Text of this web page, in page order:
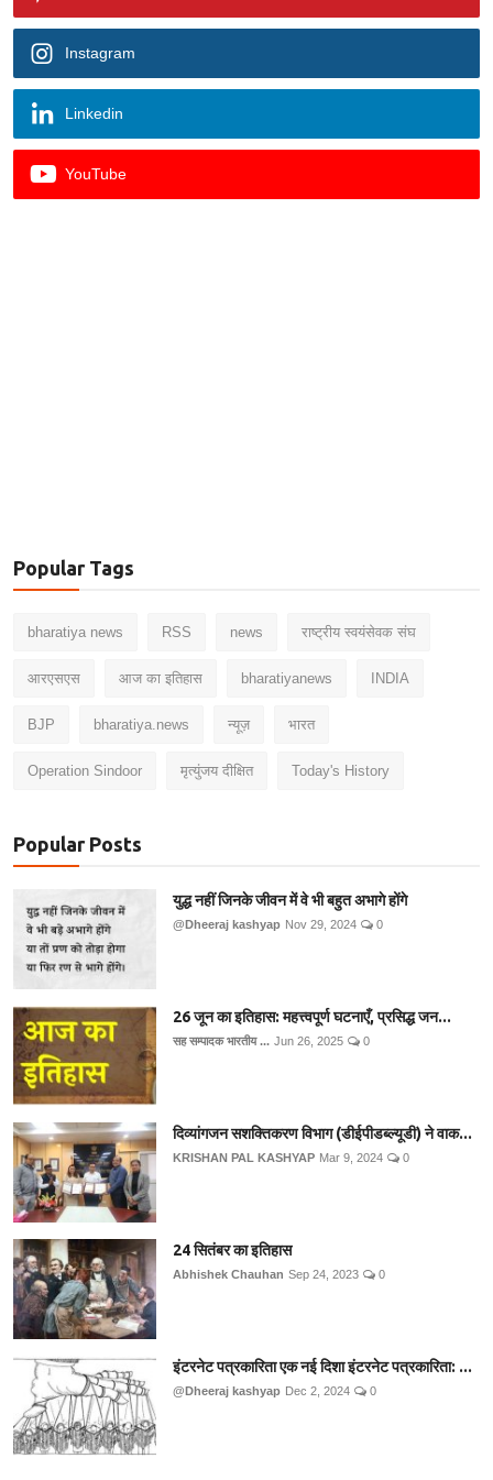
Instagram
Linkedin
YouTube
Popular Tags
bharatiya news RSS news राष्ट्रीय स्वयंसेवक संघ
आरएसएस आज का इतिहास bharatiyanews INDIA
BJP bharatiya.news न्यूज़ भारत
Operation Sindoor मृत्युंजय दीक्षित Today's History
Popular Posts
युद्ध नहीं जिनके जीवन में वे भी बहुत अभागे होंगे
@Dheeraj kashyap Nov 29, 2024 0
26 जून का इतिहास: महत्त्वपूर्ण घटनाएँ, प्रसिद्ध जन...
सह सम्पादक भारतीय ... Jun 26, 2025 0
दिव्यांगजन सशक्तिकरण विभाग (डीईपीडब्ल्यूडी) ने वाक...
KRISHAN PAL KASHYAP Mar 9, 2024 0
24 सितंबर का इतिहास
Abhishek Chauhan Sep 24, 2023 0
इंटरनेट पत्रकारिता एक नई दिशा इंटरनेट पत्रकारिता: ...
@Dheeraj kashyap Dec 2, 2024 0